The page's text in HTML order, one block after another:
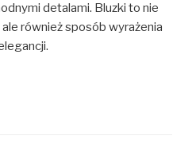
detalami. Bluzki to nie
również sposób wyrażenia